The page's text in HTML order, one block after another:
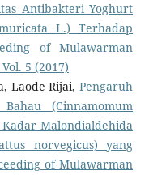
Antibakteri Yoghurt
L.) Terhadap
of Mulawarman
5 (2017)
Laode Rijai,Pengaruh
(Cinnamomum
Malondialdehida
norvegicus) yang
of Mulawarman